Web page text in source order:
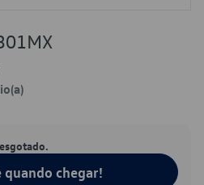
quando chegar!